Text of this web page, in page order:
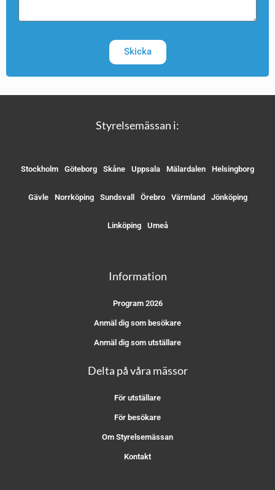
Skicka
Styrelsemässan i:
Stockholm Göteborg Skåne Uppsala Mälardalen Helsingborg
Gävle Norrköping Sundsvall Örebro Värmland Jönköping
Linköping Umeå
Information
Program 2026
Anmäl dig som besökare
Anmäl dig som utställare
Delta på våra mässor
För utställare
För besökare
Om Styrelsemässan
Kontakt